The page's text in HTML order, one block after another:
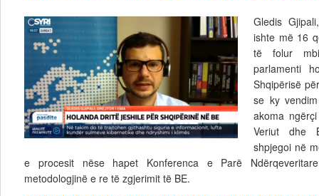
Gledis
ishte më 16
të folur
parlamenti
Shqipërisë
se ky
akoma
Veriut dhe
shpjegoi në
e procesit nëse hapet Konferenca e Parë
metodologjinë e re të zgjerimit të BE.